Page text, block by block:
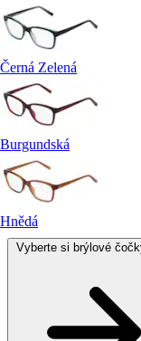
Černá Zelená
Burgundská
Hnědá